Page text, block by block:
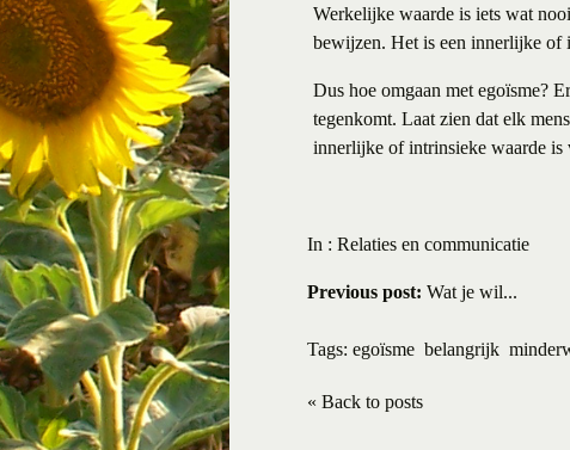
Werkelijke waarde is iets wat
bewijzen. Het is een innerlijke of
Dus hoe omgaan met egoïsme?
tegenkomt. Laat zien dat elk
innerlijke of intrinsieke waarde is
In : Relaties en communicatie
Previous post: Wat je wil...
Tags: egoïsme belangrijk
« Back to posts